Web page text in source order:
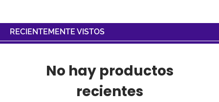
RECIENTEMENTE VISTOS
No hay productos
recientes